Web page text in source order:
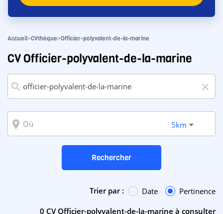
Accueil>CVthèque>Officier-polyvalent-de-la-marine
CV Officier-polyvalent-de-la-marine
search close
room 5km
Rechercher
0 CV Officier-polyvalent-de-la-marine à consulter
Trier par : Date Pertinence